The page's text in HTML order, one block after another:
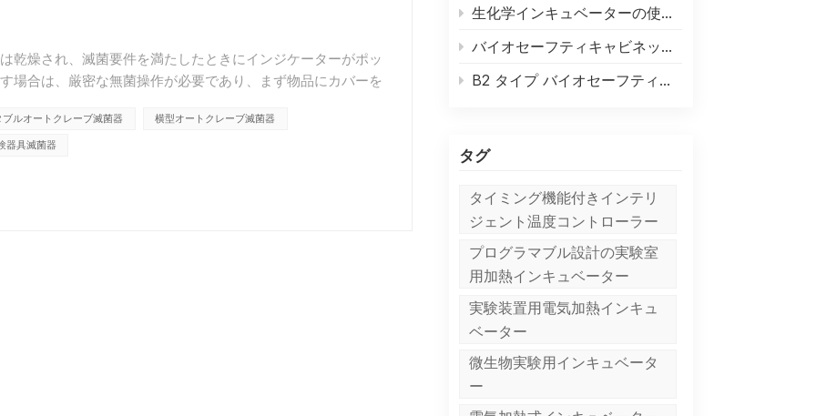
生化学インキュベーターの使用方法
バイオセーフティキャビネットの高性能フィルターを交換する必要があるかどうかを判断する方法
B2 タイプ バイオセーフティキャビネット設置上の注意事項
タグ
タイミング機能付きインテリ
ジェント温度コントローラー
プログラマブル設計の実験室
用加熱インキュベーター
実験装置用電気加熱インキュ
ベーター
微生物実験用インキュベータ
ー
乾燥され、滅菌要件を満たしたときにインジケーターがポッ
場合は、厳密な無菌操作が必要であり、まず物品にカバーを
ブルオートクレーブ滅菌器 横型オートクレーブ滅菌器
器具滅菌器